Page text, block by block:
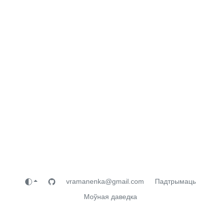
vramanenka@gmail.com
Падтрымаць
Моўная даведка